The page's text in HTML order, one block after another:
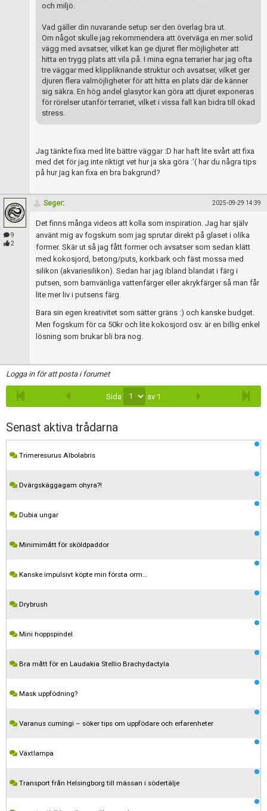
och miljö.
Vad gäller din nuvarande setup ser den överlag bra ut.
Om något skulle jag rekommendera att överväga en mer solid
vägg med avsatser, vilket kan ge djuret fler möjligheter att
hitta en trygg plats att vila på. I mina egna terrarier har jag ofta
tre väggar med klippliknande struktur och avsatser, vilket ger
djuren flera valmöjligheter för att hitta en plats där de känner
sig säkra. En hög andel glasytor kan göra att djuret exponeras
för rörelser utanför terrariet, vilket i vissa fall kan bidra till ökad
stress.
Jag tänkte fixa med lite bättre väggar :D har haft lite svårt att fixa
med det för jag inte riktigt vet hur ja ska göra :'( har du några tips
på hur jag kan fixa en bra bakgrund?
9
2
Seger: 2025-09-29 14:39
Det finns många videos att kolla som inspiration. Jag har själv
använt mig av fogskum som jag sprutar direkt på glaset i olika
former. Skär ut så jag fått former och avsatser som sedan klätt
med kokosjord, betong/puts, korkbark och fäst mossa med
silikon (akvariesilikon). Sedan har jag ibland blandat i färg i
putsen, som barnvänliga vattenfärger eller akrykfärger så man får
lite mer liv i putsens färg.
Bara sin egen kreativitet som sätter gräns :) och kanske budget.
Men fogskum för ca 50kr och lite kokosjord osv. är en billig enkel
lösning som brukar bli bra nog.
Logga in för att posta i forumet
Sida av 1
Senast aktiva trådarna
Trimeresurus Albolabris
Dvärgskäggagam ohyra?!
Dubia ungar
Minimimått för sköldpaddor
Kanske impulsivt köpte min första orm…
Drybrush
Mini hoppspindel
Bra mått för en Laudakia Stellio Brachydactyla
Mask uppfödning?
Varanus cumingi – söker tips om uppfödare och erfarenheter
Växtlampa
Transport från Helsingborg till mässan i södertälje